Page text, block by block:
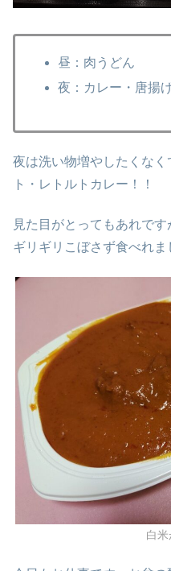
昼：肉うどん
夜：カレー・唐揚
夜は洗い物増やしたくな
ト・レトルトカレー！！
見た目がとってもあれで
ギリギリこぼさず食べれま
白米